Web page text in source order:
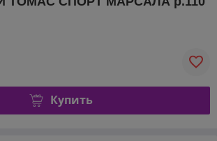
Купить